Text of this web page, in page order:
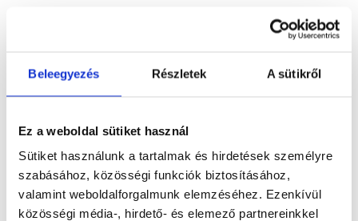
Beleegyezés Részletek A sütikről
Ez a weboldal sütiket használ
Sütiket használunk a tartalmak és hirdetések személyre
szabásához, közösségi funkciók biztosításához,
valamint weboldalforgalmunk elemzéséhez. Ezenkívül
közösségi média-, hirdető- és elemező partnereinkkel
Termékinformáció